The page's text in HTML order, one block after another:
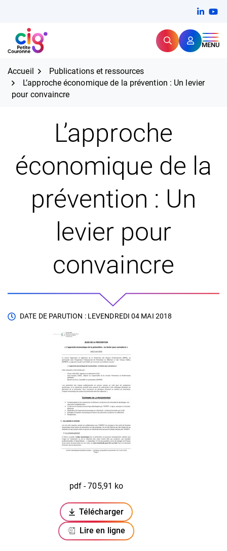
contenu
CIG Petite Couronne RechercherMENU
Expertise et proximité pour
Accueil
Publications et ressources
L’approche économique de la prévention : Un levier
pour convaincre
L’approche
économique de la
prévention : Un
levier pour
convaincre
DATE DE PARUTION : LEVENDREDI 04 MAI 2018
pdf - 705,91 ko
Télécharger
(ouverture dans un nouvel onglet)
Lire en ligne